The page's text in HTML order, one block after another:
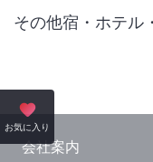
お気に入り
その他宿・ホテル
JR・新幹線付きツアー
航空券付きツアー
会社案内